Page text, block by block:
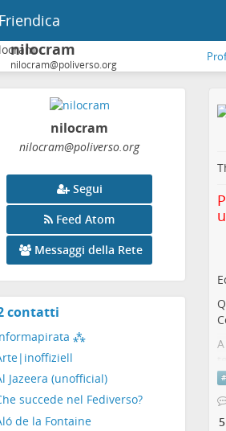
Friendica
nilocram
nilocram@poliverso.org
nilocram
nilocram@poliverso.org
Segui
Feed Atom
Messaggi della Rete
contatti
contatti
Il
#